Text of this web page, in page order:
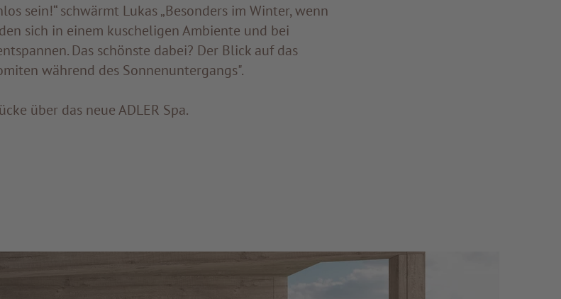
sein!“ schwärmt Lukas „Besonders im Winter, wenn
sich in einem kuscheligen Ambiente und bei
Das schönste dabei? Der Blick auf das
während des Sonnenuntergangs".
über das neue ADLER Spa.